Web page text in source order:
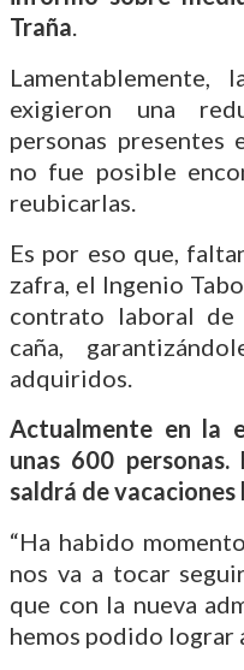
Traña.
Lamentablemente,
exigieron una
personas presentes
no fue posible
reubicarlas.
Es por eso que,
zafra, el Ingenio
contrato laboral
caña,
adquiridos.
Actualmente en la
unas 600
saldrá de vacaciones
“Ha habido
nos va a tocar
que con la nueva
hemos podido lograr